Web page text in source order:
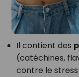
Il contient des
(catéchines,
contre le